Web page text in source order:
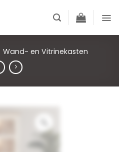
Wand- en Vitrinekasten